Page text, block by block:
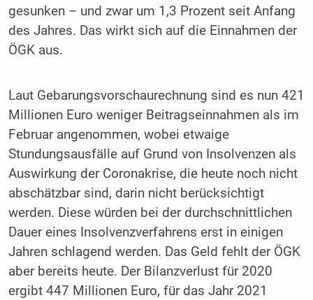
gesunken – und zwar um 1,3 Prozent seit Anfang
des Jahres. Das wirkt sich auf die Einnahmen der
ÖGK aus.
Laut Gebarungsvorschaurechnung sind es nun 421
Millionen Euro weniger Beitragseinnahmen als im
Februar angenommen, wobei etwaige
Stundungsausfälle auf Grund von Insolvenzen als
Auswirkung der Coronakrise, die heute noch nicht
abschätzbar sind, darin nicht berücksichtigt
werden. Diese würden bei der durchschnittlichen
Dauer eines Insolvenzverfahrens erst in einigen
Jahren schlagend werden. Das Geld fehlt der ÖGK
aber bereits heute. Der Bilanzverlust für 2020
ergibt 447 Millionen Euro, für das Jahr 2021